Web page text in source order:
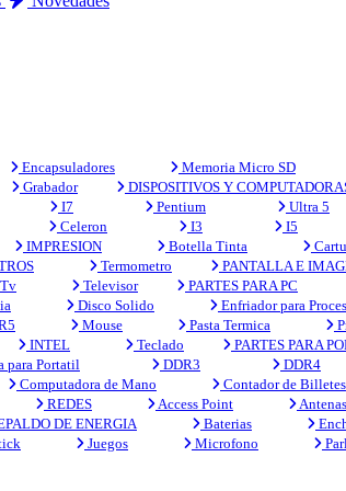
Encapsuladores Memoria Micro SD
Grabador DISPOSITIVOS Y
I7 Pentium Ultra 5
Celeron I3 I5
IMPRESION Botella Tinta
Termometro PANTALLA E
Televisor PARTES PARA PC
Disco Solido Enfriador para
Mouse Pasta Termica
INTEL Teclado PARTES PARA
para Portatil DDR3 DDR4
Computadora de Mano Contador de Billetes
REDES Access Point Antenas
DE ENERGIA Baterias
Juegos Microfono